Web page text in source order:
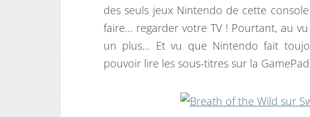
des seuls jeux Nintendo de cette
faire… regarder votre TV ! Pourtant, au
un plus… Et vu que Nintendo fait
pouvoir lire les sous-titres sur la